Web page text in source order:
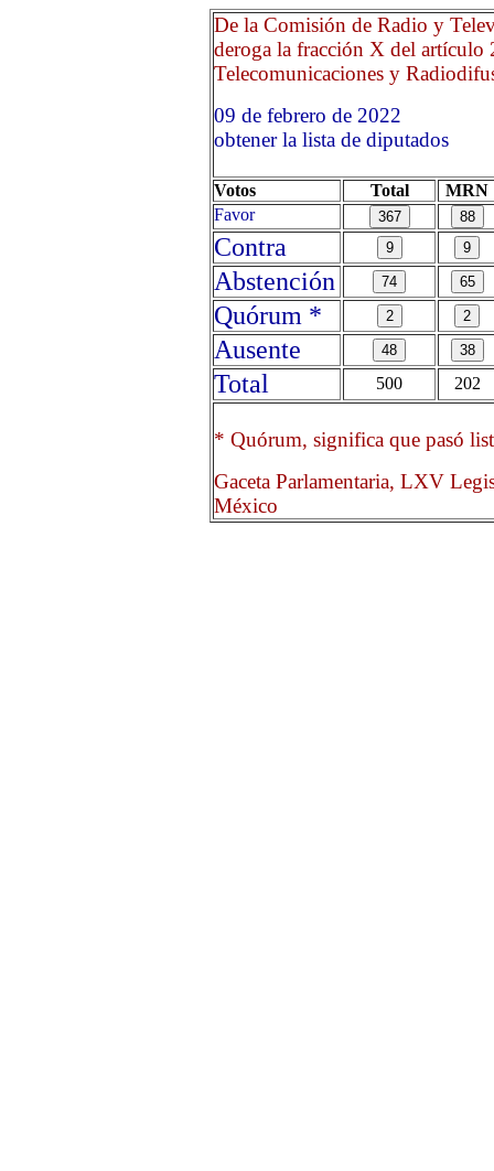
De la Comisión de Radio y
deroga la fracción X del artículo
Telecomunicaciones y
09 de febrero de 2022
obtener la lista de diputados
Votos Total
MRN
Favor
Contra
Abstención
Quórum *
Ausente
Total
500 202
* Quórum, significa que pasó
Gaceta Parlamentaria, LXV
México